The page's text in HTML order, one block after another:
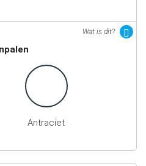
Wat is dit?
Antraciet